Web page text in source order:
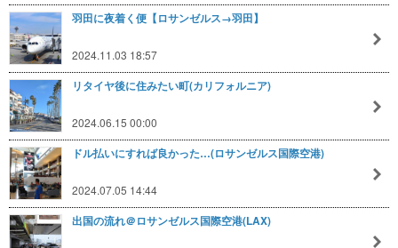
羽田に夜着く便【ロサンゼルス→羽田】
2024.11.03 18:57
リタイヤ後に住みたい町(カリフォルニア)
2024.06.15 00:00
ドル払いにすれば良かった…(ロサンゼルス国際空港)
2024.07.05 14:44
出国の流れ＠ロサンゼルス国際空港(LAX)